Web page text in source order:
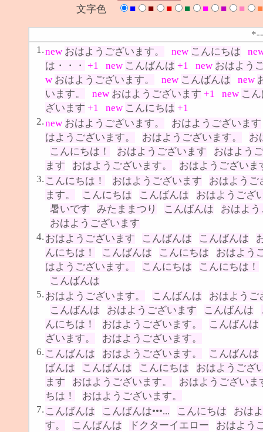
文字色
■ ■ ■ ■ ■ ■ ■ ■
1.new おはようございます。 new こんにちは
は・・・ +1 new こんばんは +1 new おはよう
w おはようございます。 new こんばんは new
います。
new おはようございます +1 new こ
ざいます +1 new こんにちは +1
2.new おはようございます。
おはようございます
はようございます。
おはようございます。
お
こんにちは！
おはようございます
おはよう
ます
おはようございます。
おはようございま
3. こんにちは！ おはようございます
おはようご
ます。
こんにちは こんばんは
おはようござ
暑いです
みたままつり こんばんは
おはよ
おはようございます
4. おはようございます こんばんは こんばんは
んにちは！
こんばんは こんにちは
おはよう
はようございます。
こんにちは
こんにちは！
こんばんは
5. おはようございます。 こんばんは
おはようご
こんばんは
おはようございます こんばんは
んにちは！
おはようございます。
こんばんは
ざいます。
おはようございます。
6. こんばんは おはようございます。
こんばんは
ばんは
こんばんは こんにちは
おはようござ
ます
おはようございます。
おはようございま
ちは！
おはようございます。
7. こんばんは こんばんは•••... こんにちは
おは
す。
こんばんは ドクターイエロー
おはよう